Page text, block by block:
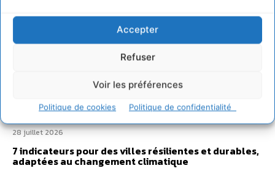
Accepter
Refuser
Voir les préférences
Politique de cookies Politique de confidentialité
Développer notre attention aux espèces vivantes
non humaines avec les communs de Zoepolis
30 juillet 2026
Un kit citoyen pour lever les freins au
28 juillet 2026
7 indicateurs pour des villes résilientes et durables,
adaptées au changement climatique